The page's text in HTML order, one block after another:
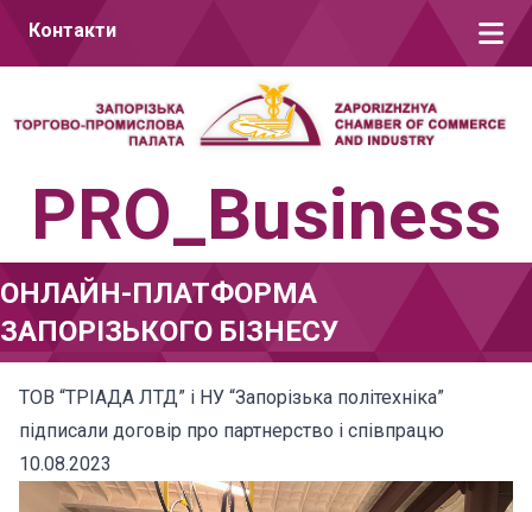
Контакти
PRO_Business
ОНЛАЙН-ПЛАТФОРМА
ЗАПОРІЗЬКОГО БІЗНЕСУ
ТОВ “ТРІАДА ЛТД” і НУ “Запорізька політехніка”
підписали договір про партнерство і співпрацю
10.08.2023